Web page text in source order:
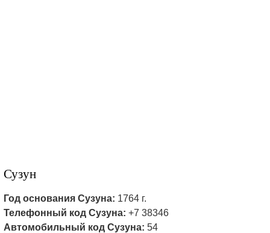
Сузун
Год основания Сузуна: 1764 г.
Телефонный код Сузуна: +7 38346
Автомобильный код Сузуна: 54